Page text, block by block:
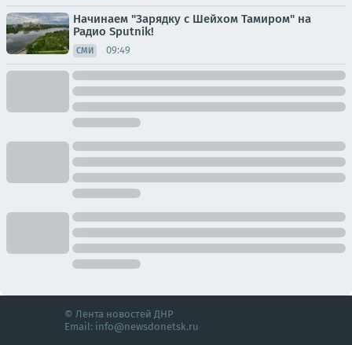
Начинаем "Зарядку с Шейхом Тамиром" на
Радио Sputnik!
СМИ 09:49
© Лента новостей ДНР
Email: info@newsdonetsk.ru